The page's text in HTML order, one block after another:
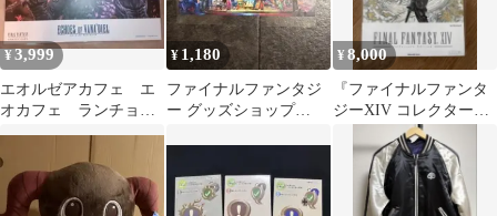
¥3,999
エオルゼアカフェ エ
オカフェ ランチョン
ァナディール
¥ 1,180
ファイナルファンタジ
ー グッズショップ
¥8,000
『ファイナルファンタ
ジーXIV コレクターズ
エディション』（旧
FF14根性版）